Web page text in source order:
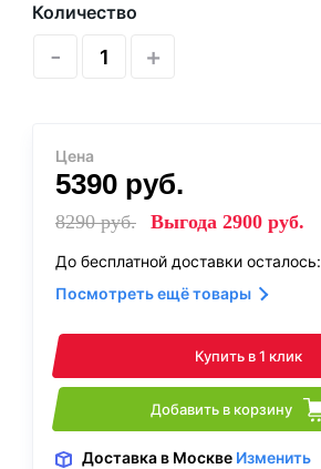
Количество
- +
Цена
5390 руб.
8290руб. Выгода 2900 руб.
До бесплатной доставки осталось:
Посмотреть ещё товары
Купить в 1 клик
Добавить в корзину
Доставка в Москве Изменить